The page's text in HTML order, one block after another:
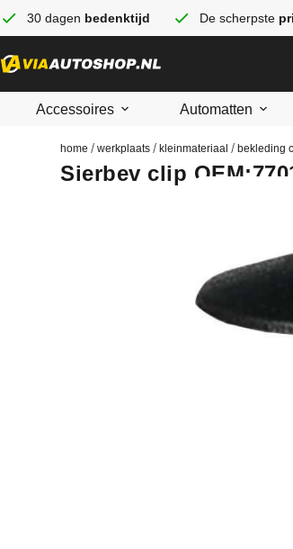
30 dagen bedenktijd De scherpste
Accessoires Automatten
home /werkplaats /kleinmateriaal /bekleding
Sierbev clip